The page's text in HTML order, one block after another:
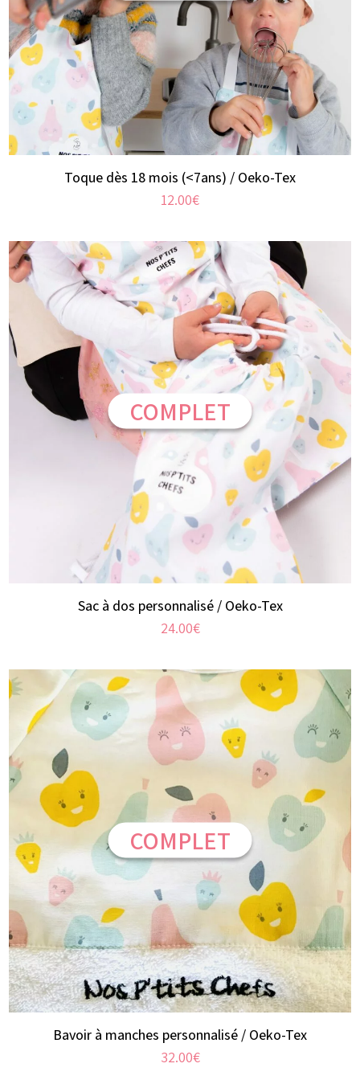
Toque dès 18 mois (<7ans) / Oeko-Tex
12.00€
COMPLET
Sac à dos personnalisé / Oeko-Tex
24.00€
COMPLET
Bavoir à manches personnalisé / Oeko-Tex
32.00€